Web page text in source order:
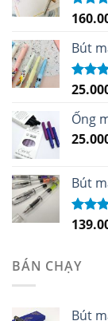
Được
sao
Bút
Được
sao
Ống
Bút
Được
BÁN CHẠY
Bút